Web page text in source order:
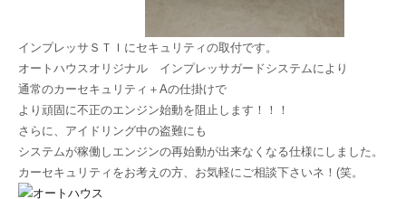
インプレッサＳＴＩにセキュリティの取付です。
オートハウスオリジナル インプレッサガードシステムにより
通常のカーセキュリティ＋Αの仕掛けで
より頑固に不正のエンジン始動を阻止します！！！
さらに、アイドリング中の盗難にも
システムが稼働しエンジンの再始動が出来なくなる仕様にしました。
カーセキュリティをお考えの方、お気軽にご相談下さいネ！(笑。